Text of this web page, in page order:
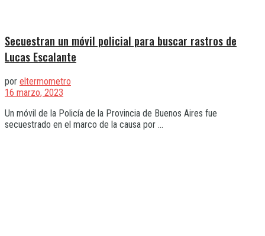
Secuestran un móvil policial para buscar rastros de
Lucas Escalante
por eltermometro
16 marzo, 2023
Un móvil de la Policía de la Provincia de Buenos Aires fue
secuestrado en el marco de la causa por ...